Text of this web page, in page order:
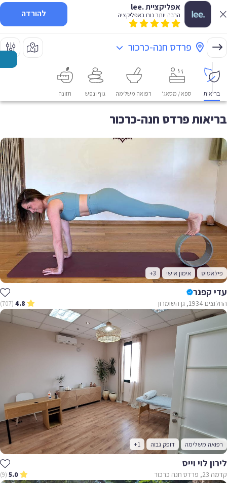
אפליקציית .lee
הרבה יותר נוח באפליקציה להורדה
פרדס חנה-כרכור
בריאות ספא / מסאג' רפואה משלימה גוף ונפש תזונה
בריאות פרדס חנה-כרכור
פילאטיס אימון אישי +3
עדי קפנר
החלוצים 1934, גן השומרון 4.8
(707)
רפואה משלימה דופק גבוה +1
לירון לוי וייס
קדמה 23, פרדס חנה כרכור 5.0
(9)